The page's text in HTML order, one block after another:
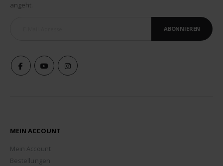
angeht.
ABONNIEREN
MEIN ACCOUNT
Mein Account
Bestellungen